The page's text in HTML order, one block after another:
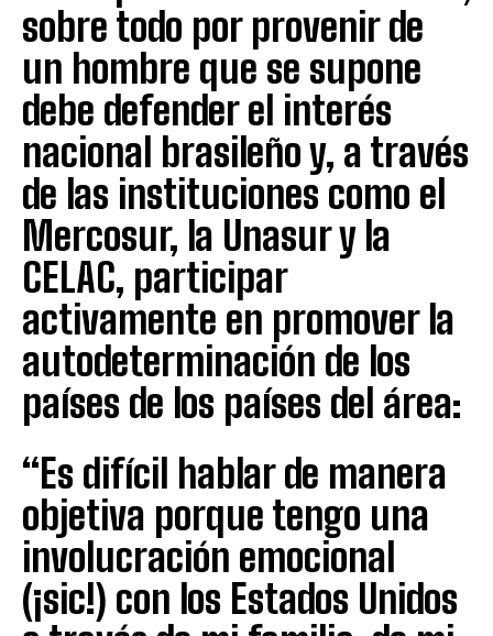
sobre todo por provenir de
un hombre que se supone
debe defender el interés
nacional brasileño y, a través
de las instituciones como el
Mercosur, la Unasur y la
CELAC, participar
activamente en promover la
autodeterminación de los
países de los países del área:
“Es difícil hablar de manera
objetiva porque tengo una
involucración emocional
(¡sic!) con los Estados Unidos